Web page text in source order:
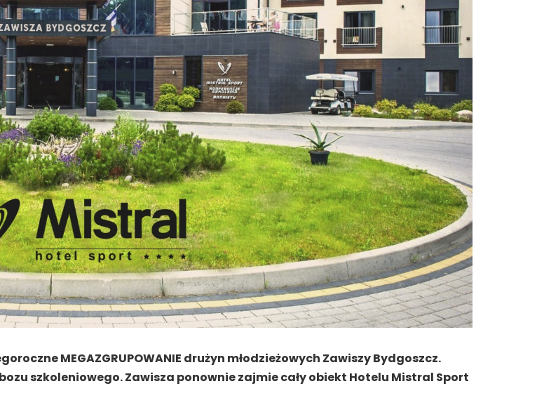
MEGAZGRUPOWANIE drużyn młodzieżowych Zawiszy Bydgoszcz.
szkoleniowego. Zawisza ponownie zajmie cały obiekt Hotelu Mistral Sport